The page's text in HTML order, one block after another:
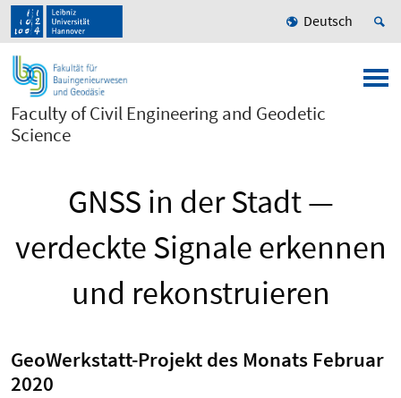
Deutsch
Faculty of Civil Engineering and Geodetic
Science
GNSS in der Stadt —
verdeckte Signale erkennen
und rekonstruieren
GeoWerkstatt-Projekt des Monats Februar
2020